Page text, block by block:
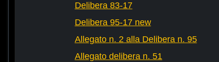
Delibera 83-17
Delibera 95-17 new
Allegato n. 2 alla Delibera n. 95
Allegato delibera n. 51